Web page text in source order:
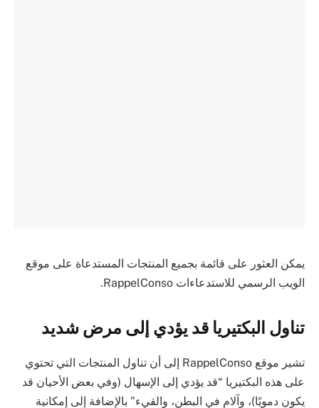
يمكن العثور على قائمة بجميع المنتجات المستدعاة على موقع
الويب الرسمي للاستدعاءات RappelConso.
تناول البكتيريا قد يؤدي إلى مرض شديد
تشير موقع RappelConso إلى أن تناول المنتجات التي تحتوي
على هذه البكتيريا “قد يؤدي إلى الإسهال (وفي بعض الأحيان قد
يكون دمويًا)، وآلام في البطن، والقيء” بالإضافة إلى إمكانية